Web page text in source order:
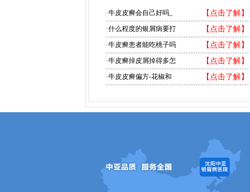
【点击了解】
·牛皮皮癣会自己好吗_
【点击了解】
·什么程度的银屑病要打
【点击了解】
·牛皮癣患者能吃桃子吗
【点击了解】
·牛皮癣掉皮屑掉得多怎
【点击了解】
·牛皮皮癣偏方-花椒和